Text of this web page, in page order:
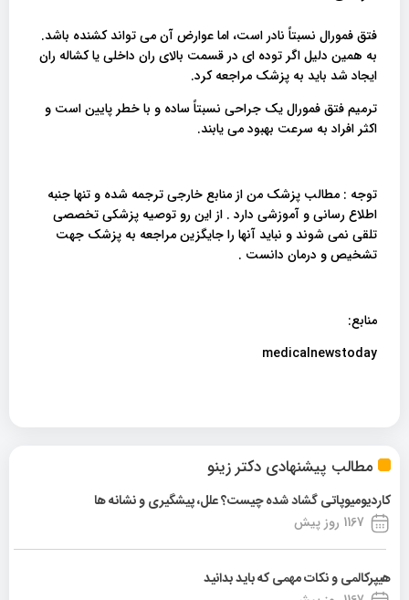
مطالب پیشنهادی دکتر زینو
کاردیومیوپاتی گشاد شده چیست؟ علل، پیشگیری و نشانه ها
1167 روز پیش
هیپرکالمی و نکات مهمی که باید بدانید
فتق فمورال نسبتاً نادر است، اما عوارض آن می تواند کشنده باشد.
به همین دلیل اگر توده ای در قسمت بالای ران داخلی یا کشاله ران
ایجاد شد باید به پزشک مراجعه کرد.
ترمیم فتق فمورال یک جراحی نسبتاً ساده و با خطر پایین است و
اکثر افراد به سرعت بهبود می یابند.
توجه : مطالب پزشک من از منابع خارجی ترجمه شده و تنها جنبه
اطلاع رسانی و آموزشی دارد . از این رو توصیه پزشکی تخصصی
تلقی نمی شوند و نباید آنها را جایگزین مراجعه به پزشک جهت
تشخیص و درمان دانست .
منابع:
medicalnewstoday